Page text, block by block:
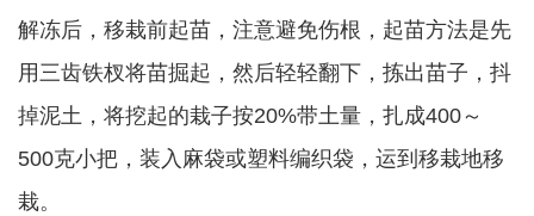
解冻后，移栽前起苗，注意避免伤根，起苗方法是先
用三齿铁杈将苗掘起，然后轻轻翻下，拣出苗子，抖
掉泥土，将挖起的栽子按20%带土量，扎成400～
500克小把，装入麻袋或塑料编织袋，运到移栽地移
栽。